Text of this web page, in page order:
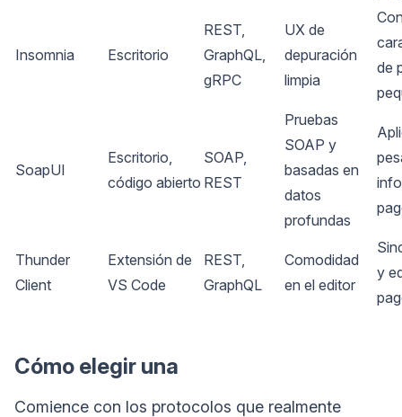
Insomnia Escritorio
REST,
GraphQL,
gRPC
UX de
depuración
limpia
de
SoapUI
Escritorio,
código abierto
SOAP,
REST
Pruebas
SOAP y
basadas en
datos
profundas
Thunder
Client
Extensión de
VS Code
REST,
GraphQL
Comodidad
en el editor
y
Cómo elegir una
Comience con los protocolos que realmente